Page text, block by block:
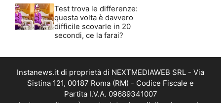
Test trova le differenze:
questa volta è davvero
difficile scovarle in 20
secondi, ce la farai?
Instanews.it di proprietà di NEXTMEDIAWEB SRL - Via
Sistina 121, 00187 Roma (RM) - Codice Fiscale e
Partita I.V.A. 09689341007